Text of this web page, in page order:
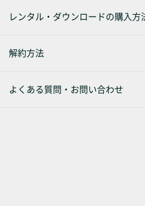
レンタル・ダウンロードの購入方
解約方法
よくある質問・お問い合わせ